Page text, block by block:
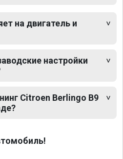
на двигатель и
настройки
Citroen Berlingo B9